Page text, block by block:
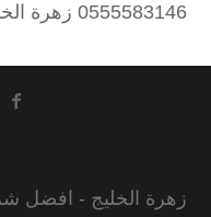
0555583146 زهرة الخليج أفضل شركة نقل أثاث
زهرة الخليج - افضل شركة